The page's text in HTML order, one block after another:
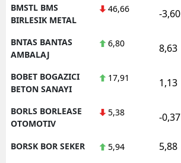
BMSTL BMS
BIRLESIK METAL
46,66 -3,60
BNTAS BANTAS
AMBALAJ
6,80 8,63
BOBET BOGAZICI
BETON SANAYI
17,91 1,13
BORLS BORLEASE
OTOMOTIV
5,38 -0,37
BORSK BOR SEKER 5,94 5,88